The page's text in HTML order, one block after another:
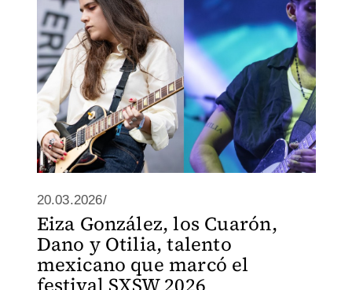
20.03.2026/
Eiza González, los Cuarón,
Dano y Otilia, talento
mexicano que marcó el